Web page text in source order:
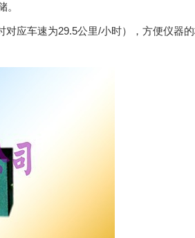
。
应车速为29.5公里/小时），方便仪器的